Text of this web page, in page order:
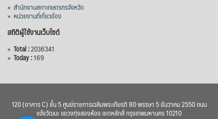
» สำนักงานสภาเกษตรกรจังหวัด
» หน่วยงานที่เกี่ยวข้อง
สถิติผู้ใช้งานเว็บไซต์
» Total :2036341
» Today :169
120 (อาคาร C) ชั้น 5 ศูนย์ราชการเฉลิมพระเกียรติ 80 พรรษา 5 ธันวาคม 2550 ถนน
แจ้งวัฒนะ แขวงทุ่งสองห้อง เขตหลักสี่ กรุงเทพมหานคร 10210